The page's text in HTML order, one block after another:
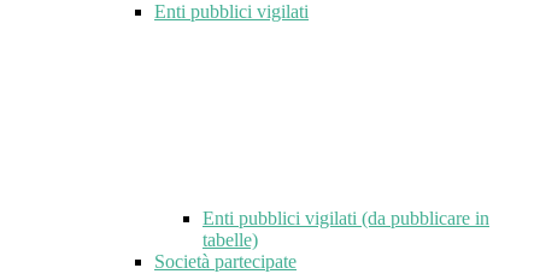
Enti pubblici vigilati
Enti pubblici vigilati (da pubblicare in
tabelle)
Società partecipate